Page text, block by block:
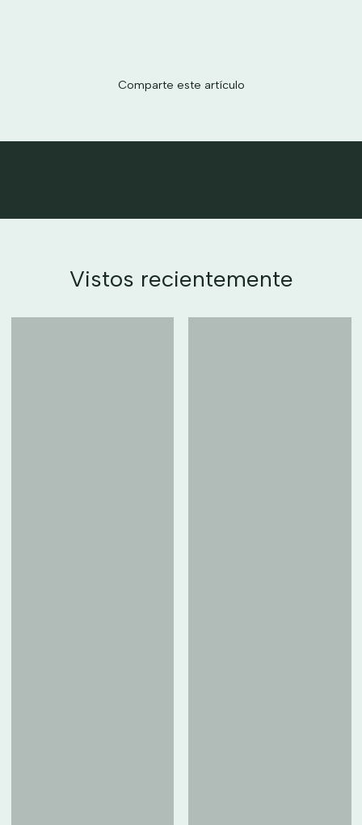
Comparte este artículo
Vistos recientemente